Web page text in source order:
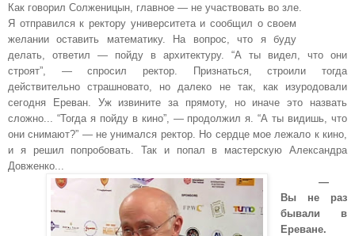
Как говорил Солженицын, главное — не участвовать во зле.
Я отправился к ректору университета и сообщил о своем
желании оставить математику. На вопрос, что я буду
делать, ответил — пойду в архитектуру. “А ты видел, что они
строят”, — спросил ректор. Признаться, строили тогда
действительно страшновато, но далеко не так, как изуродовали
сегодня Ереван. Уж извините за прямоту, но иначе это назвать
сложно... “Тогда я пойду в кино”, — продолжил я. “А ты видишь, что
они снимают?” — не унимался ректор. Но сердце мое лежало к кино,
и я решил попробовать. Так и попал в мастерскую Александра
Довженко...
—
Вы не раз
бывали в
Ереване.